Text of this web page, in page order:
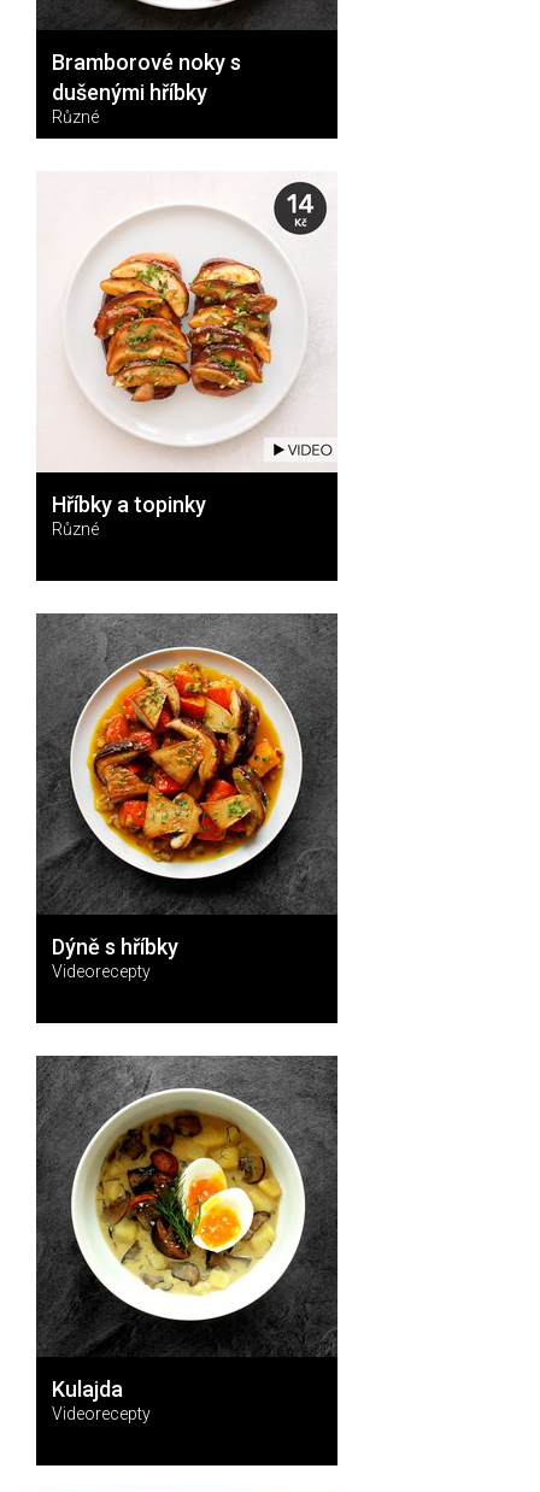
Bramborové noky s
dušenými hříbky
Různé
Hříbky a topinky
Různé
Dýně s hříbky
Videorecepty
Kulajda
Videorecepty